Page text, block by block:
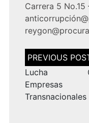
Carrera 5 No.15
Navegación
de
entradas
Lucha
Empresas
Transnacionales